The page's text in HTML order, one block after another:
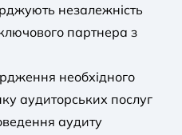
незалежність
партнера з
необхідного
аудиторських послуг
аудиту